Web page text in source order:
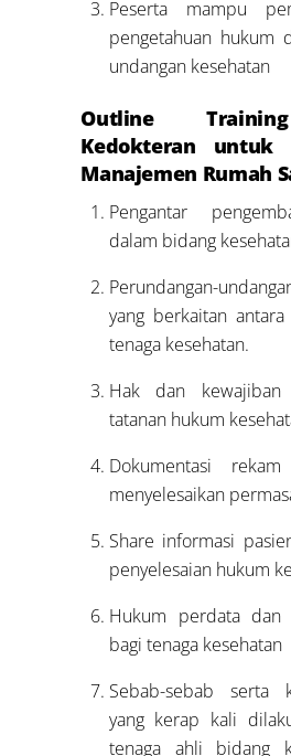
Peserta mampu
pengetahuan hukum
undangan kesehatan
Outline
Kedokteran untuk
Manajemen Rumah
Pengantar
dalam bidang
Perundangan-
yang berkaitan
tenaga kesehatan.
Hak dan
tatanan hukum
Dokumentasi
menyelesaikan
Share informasi
penyelesaian hukum
Hukum perdata dan
bagi tenaga kesehatan
Sebab-sebab serta
yang kerap kali
tenaga ahli bidang